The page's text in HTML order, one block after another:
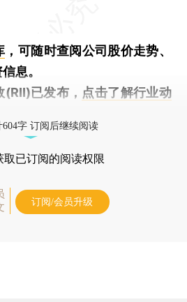
，可随时查阅公司股价走势、
息。
已发布， 点击了解行业动
字 订阅后继续阅读
取已订阅的阅读权限
订阅/会员升级